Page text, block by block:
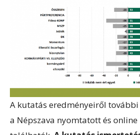
A kutatás eredményeiről további
a Népszava nyomtatott és